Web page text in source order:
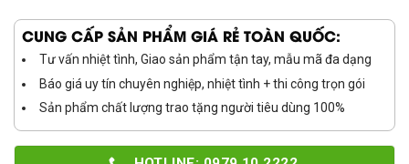
CUNG CẤP SẢN PHẨM GIÁ RẺ TOÀN QUỐC:
Tư vấn nhiệt tình, Giao sản phẩm tận tay, mẫu mã đa dạng
Báo giá uy tín chuyên nghiệp, nhiệt tình + thi công trọn gói
Sản phẩm chất lượng trao tặng người tiêu dùng 100%